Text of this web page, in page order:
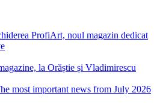
ProfiArt, noul magazin dedicat
la Orăștie și Vladimirescu
most important news from July 2026